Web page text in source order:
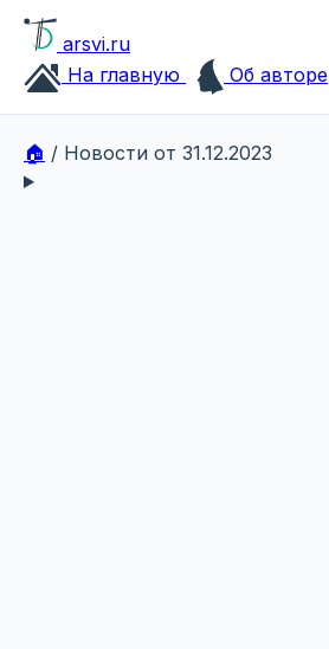
arsvi.ru
На главную
Об авторе
🏠 / Новости от 31.12.2023